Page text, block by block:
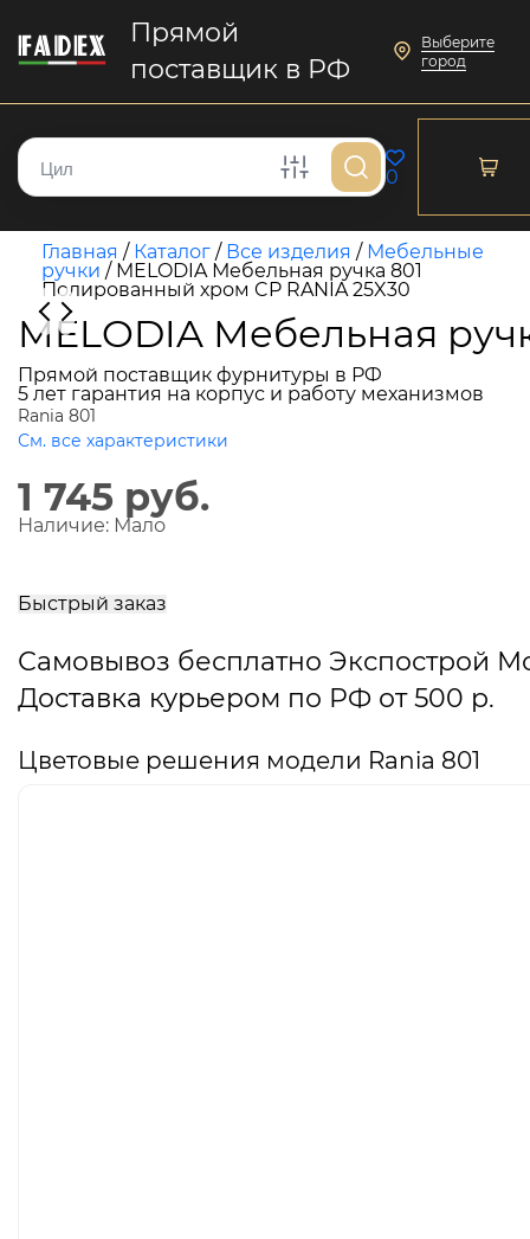
Прямой
поставщик в РФ
Выберите
город
0
Главная / Каталог / Все изделия / Мебельные
ручки / MELODIA Мебельная ручка 801
Полированный хром CP RANIA 25X30
MELODIA Мебельная
Прямой поставщик фурнитуры в РФ
5 лет гарантия на корпус и работу механизмов
Rania 801
См. все характеристики
1 745 руб.
Наличие: Мало
Быстрый заказ
Самовывоз бесплатно Экспострой
Доставка курьером по РФ от 500 р.
Цветовые решения модели Rania 801